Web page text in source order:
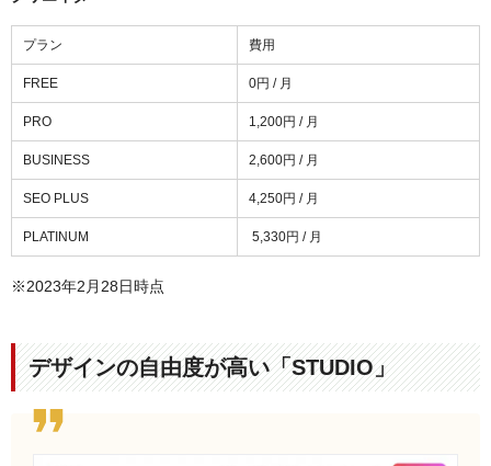
プラン 費用
FREE 0円 / 月
PRO 1,200円 / 月
BUSINESS 2,600円 / 月
SEO PLUS 4,250円 / 月
PLATINUM 5,330円 / 月
※2023年2月28日時点
デザインの自由度が高い「STUDIO」